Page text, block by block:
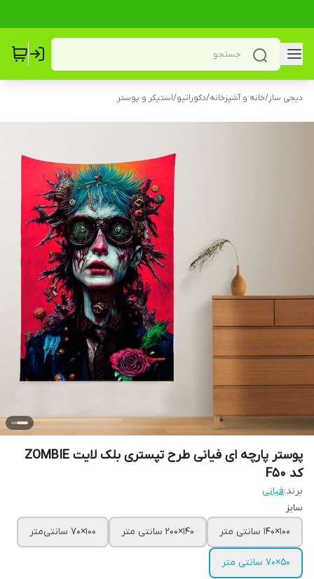
دیجی ساز/خانه و آشپزخانه/دکوراتیو/استیکر و پوستر
پوستر پارچه ای فیانی طرح تپستری بلک لایت ZOMBIE
کد F50
برند:فیانی
سایز
100×140 سانتی متر
140×200 سانتی متر 100×70 سانتی‌متر
50×70 سانتی متر